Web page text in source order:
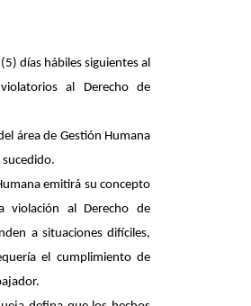
días hábiles siguientes al
al Derecho de
área de Gestión Humana
sucedido.
emitirá su concepto
violación al Derecho de
a situaciones difíciles,
el cumplimiento de